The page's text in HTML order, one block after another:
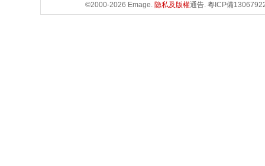
©2000-2026 Emage. 隐私及版權通告. 粵ICP備